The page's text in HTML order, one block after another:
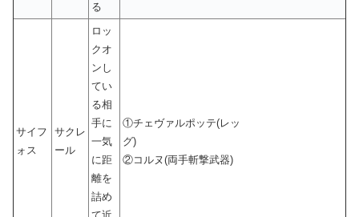
る
サイフ
ォス
サクレ
ール
ロッ
クオ
ンし
てい
る相
手に
一気
に距
離を
詰め
①チェヴァルポッテ(レッ
グ)
②コルヌ(両手斬撃武器)